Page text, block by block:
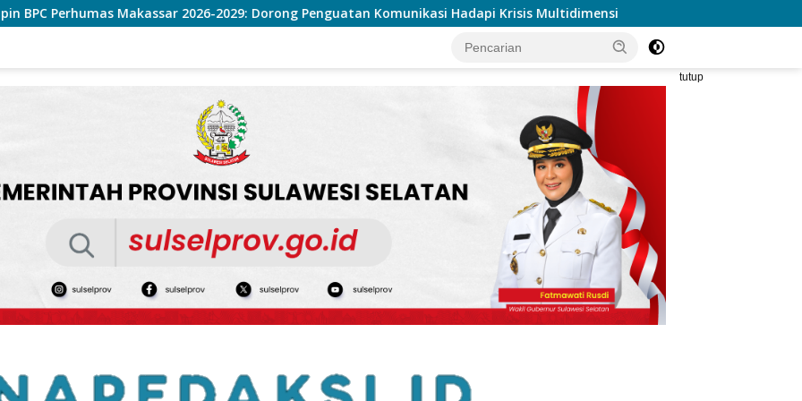
2026-2029: Dorong Penguatan Komunikasi Hadapi Krisis Multidimensi Semarakan Anniversary 1 Tahun Avoce
tutup